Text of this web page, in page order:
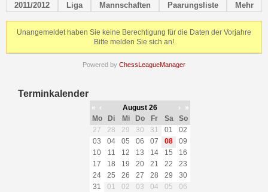
2011/2012 Liga Mannschaften Paarungsliste Mehr
Unangemeldet haben Sie keine Berechtigung für die Daten der Vorjahre
Bitte melden Sie sich an!
Powered by ChessLeagueManager
Terminkalender
« ‹ August 26 ›
»
Mo
Di Mi Do Fr Sa
So
27
28 29 30 31 01
02
03
04 05 06 07 08
09
10
11 12 13 14 15
16
17
18 19 20 21 22
23
24
25 26 27 28 29
30
31
01 02 03 04 05 06